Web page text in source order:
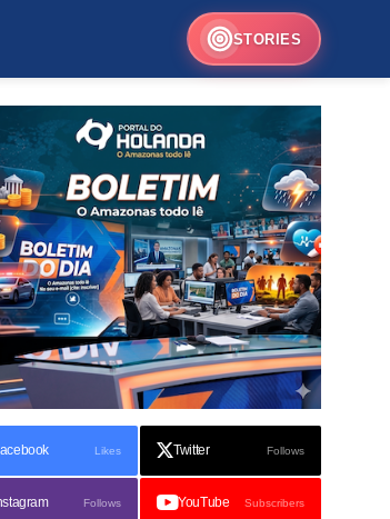
STORIES
Likes Twitter Follows
Follows YouTube Subscribers